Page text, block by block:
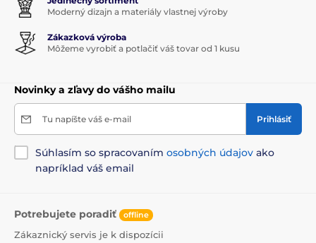
Moderný dizajn a materiály vlastnej výroby
Zákazková výroba
Môžeme vyrobiť a potlačiť váš tovar od 1 kusu
Novinky a zľavy do vášho mailu
Tu napíšte váš e-mail Prihlásiť
Súhlasím so spracovaním osobných údajov ako
napríklad váš email
Potrebujete poradiť offline
Zákaznický servis je k dispozícii